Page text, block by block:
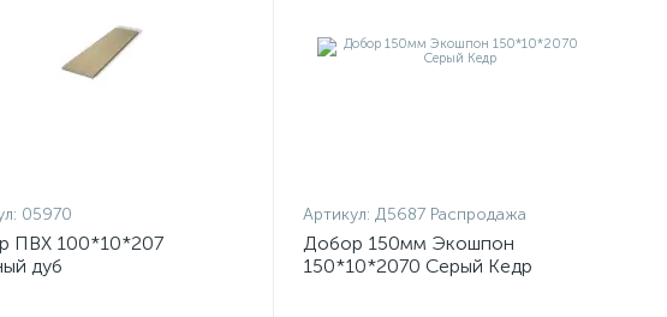
05970
ПВХ 100*10*207
дуб
Артикул: Д5687 Распродажа
Добор 150мм Экошпон
150*10*2070 Серый Кедр